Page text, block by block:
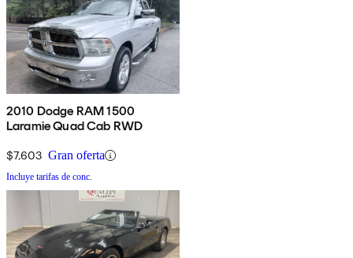
2010 Dodge RAM 1500
Laramie Quad Cab RWD
$7,603 Gran oferta
Incluye tarifas de conc.